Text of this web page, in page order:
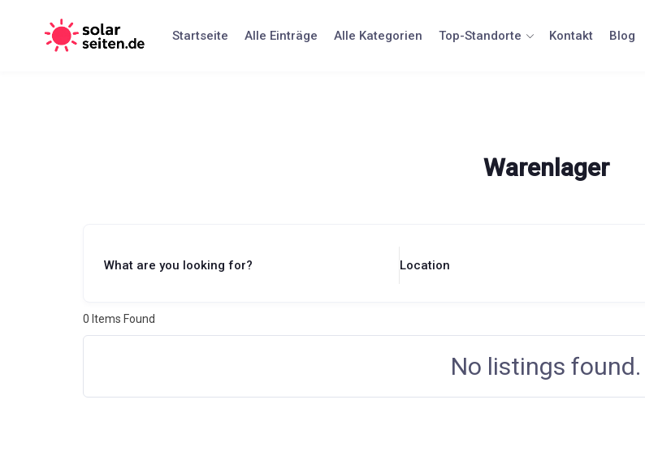
Startseite Alle Einträge Alle Kategorien Top-Standorte Kontakt Blog
Warenlager
What are you looking for? Location
0 Items Found
No listings found.